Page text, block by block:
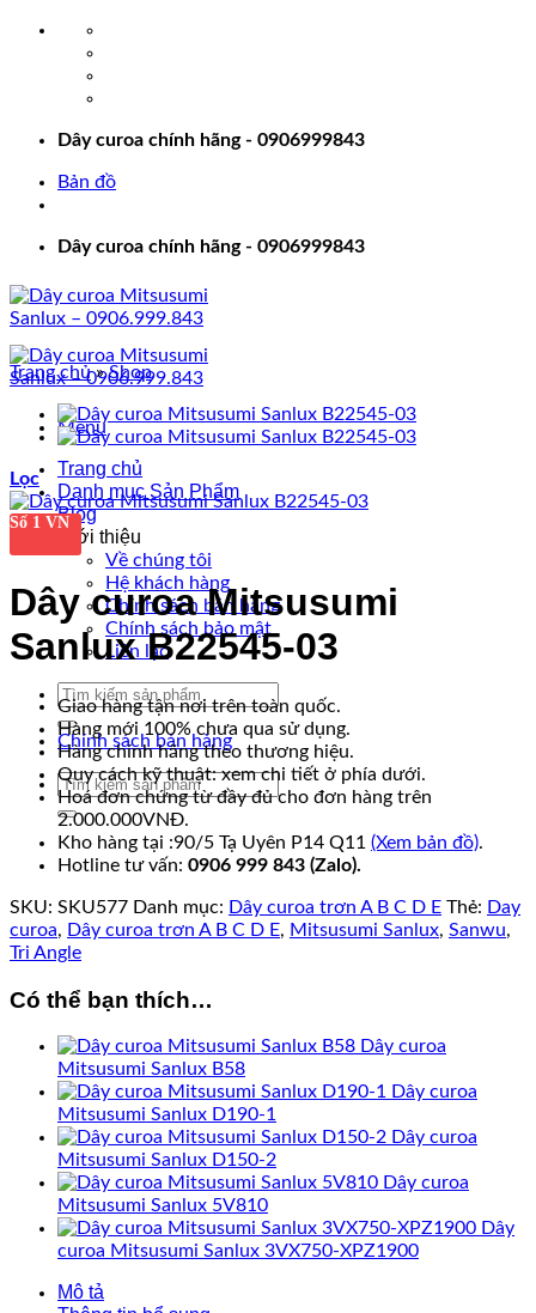
Dây curoa chính hãng - 0906999843
Bản đồ
Dây curoa chính hãng - 0906999843
Menu
Trang chủ
Danh mục Sản Phẩm
Blog
Giới thiệu
Về chúng tôi
Hệ khách hàng
Chính sách bán hàng
Chính sách bảo mật
Liên lạc
Tìm
kiếm:
Chính sách bán hàng
Tìm
kiếm:
Trang chủ » Shop
Lọc
Số 1 VN
Dây curoa Mitsusumi
Sanlux B22545-03
Giao hàng tận nơi trên toàn quốc.
Hàng mới 100% chưa qua sử dụng.
Hàng chính hãng theo thương hiệu.
Quy cách kỹ thuật: xem chi tiết ở phía dưới.
Hoá đơn chứng từ đầy đủ cho đơn hàng trên
2.000.000VNĐ.
Kho hàng tại :90/5 Tạ Uyên P14 Q11 (Xem bản đồ).
Hotline tư vấn: 0906 999 843 (Zalo).
SKU: SKU577 Danh mục: Dây curoa trơn A B C D E Thẻ: Day
curoa, Dây curoa trơn A B C D E, Mitsusumi Sanlux, Sanwu,
Tri Angle
Có thể bạn thích…
Dây curoa
Mitsusumi Sanlux B58
Dây curoa
Mitsusumi Sanlux D190-1
Dây curoa
Mitsusumi Sanlux D150-2
Dây curoa
Mitsusumi Sanlux 5V810
Dây
curoa Mitsusumi Sanlux 3VX750-XPZ1900
Mô tả